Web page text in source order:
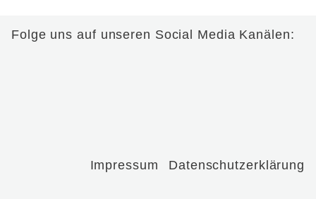
Folge uns auf unseren Social Media Kanälen:
Impressum Datenschutzerklärung